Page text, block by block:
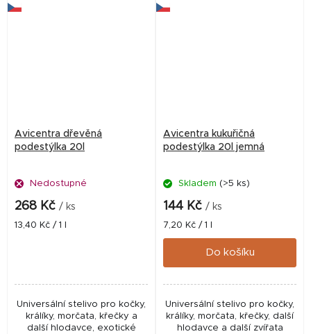
Avicentra dřevěná
podestýlka 20l
Nedostupné
268 Kč / ks
Měrná
13,40 Kč / 1 l
Universální stelivo pro kočky,
králíky, morčata, křečky a
další hlodavce, exotické
Avicentra kukuřičná
podestýlka 20l jemná
Skladem (>5 ks)
144 Kč / ks
Měrná
cena:
7,20 Kč / 1 l
Do košíku
Universální stelivo pro kočky,
králíky, morčata, křečky, další
hlodavce a další zvířata